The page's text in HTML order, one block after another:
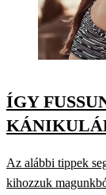
ÍGY
Az alábbi tippek
kihozzuk